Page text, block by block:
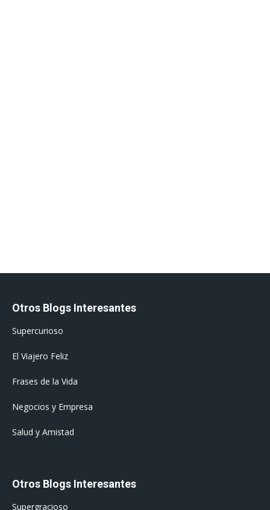
Otros Blogs Interesantes
Supercurioso
El Viajero Feliz
Frases de la Vida
Negocios y Empresa
Salud y Amistad
Otros Blogs Interesantes
Supergracioso